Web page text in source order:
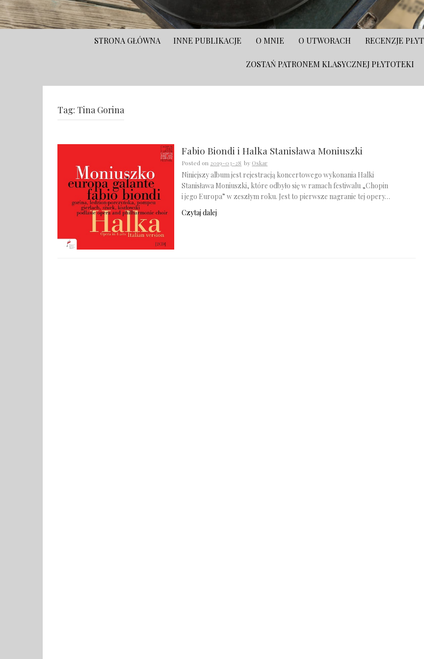
STRONA GŁÓWNA INNE PUBLIKACJE O MNIE O UTWORACH RECENZJE PŁYT
ZOSTAŃ PATRONEM KLASYCZNEJ PŁYTOTEKI
Tag: Tina Gorina
Fabio Biondi i Halka Stanisława Moniuszki
Posted on 2019-03-28 by Oskar
Niniejszy album jest rejestracją koncertowego wykonania Halki
Stanisława Moniuszki, które odbyło się w ramach festiwalu „Chopin
i jego Europa” w zeszłym roku. Jest to pierwsze nagranie tej opery…
Czytaj dalej